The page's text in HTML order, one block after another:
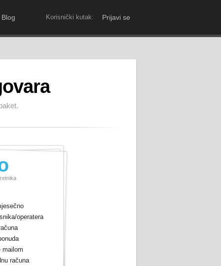
Blog Korisnički kutak: Prijavi se
operatera
mailom
računa